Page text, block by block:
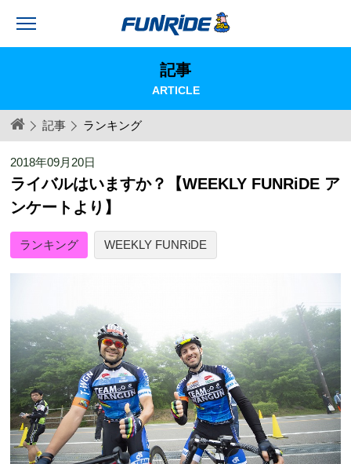
記事
ARTICLE
記事 ランキング
2018年09月20日
ライバルはいますか？【WEEKLY FUNRiDE ア
ンケートより】
ランキング WEEKLY FUNRiDE